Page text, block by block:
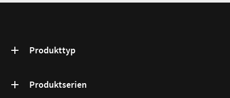
Produkttyp
Produktserien